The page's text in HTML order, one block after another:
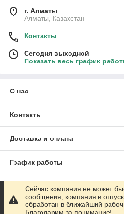
г. Алматы
Алматы, Казахстан
Контакты
Сегодня выходной
Показать весь график
О нас
Контакты
Доставка и оплата
График работы
Полная версия сайта
Сайт создан на маркетплейсе
Сейчас компания не может
сообщения, компания в
обработан в ближайший
Благодарим за понимание!